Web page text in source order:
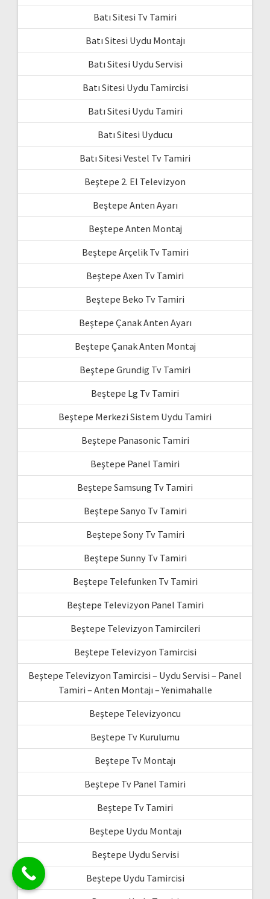
Batı Sitesi Tv Tamiri
Batı Sitesi Uydu Montajı
Batı Sitesi Uydu Servisi
Batı Sitesi Uydu Tamircisi
Batı Sitesi Uydu Tamiri
Batı Sitesi Uyducu
Batı Sitesi Vestel Tv Tamiri
Beştepe 2. El Televizyon
Beştepe Anten Ayarı
Beştepe Anten Montaj
Beştepe Arçelik Tv Tamiri
Beştepe Axen Tv Tamiri
Beştepe Beko Tv Tamiri
Beştepe Çanak Anten Ayarı
Beştepe Çanak Anten Montaj
Beştepe Grundig Tv Tamiri
Beştepe Lg Tv Tamiri
Beştepe Merkezi Sistem Uydu Tamiri
Beştepe Panasonic Tamiri
Beştepe Panel Tamiri
Beştepe Samsung Tv Tamiri
Beştepe Sanyo Tv Tamiri
Beştepe Sony Tv Tamiri
Beştepe Sunny Tv Tamiri
Beştepe Telefunken Tv Tamiri
Beştepe Televizyon Panel Tamiri
Beştepe Televizyon Tamircileri
Beştepe Televizyon Tamircisi
Beştepe Televizyon Tamircisi – Uydu Servisi – Panel
Tamiri – Anten Montajı – Yenimahalle
Beştepe Televizyoncu
Beştepe Tv Kurulumu
Beştepe Tv Montajı
Beştepe Tv Panel Tamiri
Beştepe Tv Tamiri
Beştepe Uydu Montajı
Beştepe Uydu Servisi
Beştepe Uydu Tamircisi